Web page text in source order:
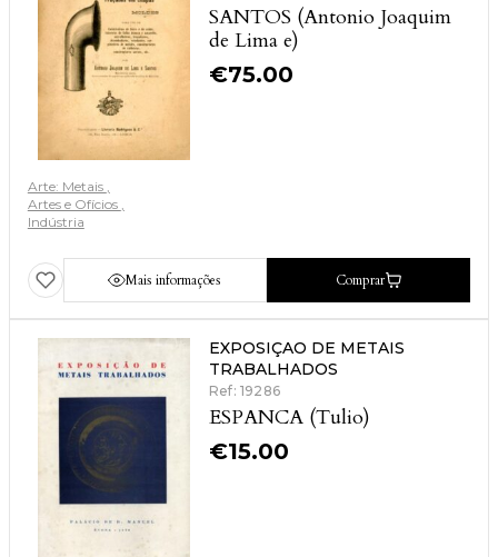
SANTOS (Antonio Joaquim
de Lima e)
€75.00
Arte: Metais
Artes e Ofícios
Indústria
Mais informações Comprar
EXPOSIÇAO DE METAIS
TRABALHADOS
Ref: 19286
ESPANCA (Tulio)
€15.00